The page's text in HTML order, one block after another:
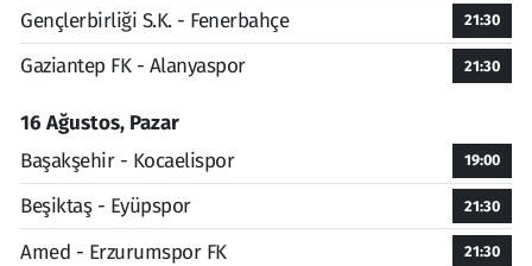
Gençlerbirliği S.K. - Fenerbahçe 21:30
Gaziantep FK - Alanyaspor 21:30
16 Ağustos, Pazar
Başakşehir - Kocaelispor
19:00
Beşiktaş - Eyüpspor 21:30
Amed - Erzurumspor FK 21:30